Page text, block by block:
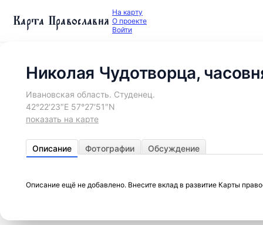
Карта Православия На карту
О проекте
Войти
Николая Чудотворца,
Ивановская область. Студенец.
42°22′23″E 57°27′51″N
показать на карте
Описание Фотографии Обсуждение
Описание ещё не добавлено. Внесите вклад в развитие Карты